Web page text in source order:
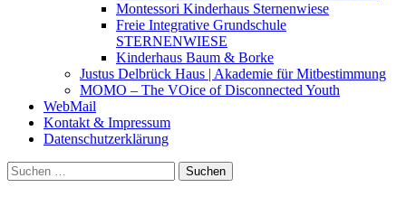
Montessori Kinderhaus Sternenwiese
Freie Integrative Grundschule
STERNENWIESE
Kinderhaus Baum & Borke
Justus Delbrück Haus | Akademie für Mitbestimmung
MOMO – The VOice of Disconnected Youth
WebMail
Kontakt & Impressum
Datenschutzerklärung
Suchen
nach: